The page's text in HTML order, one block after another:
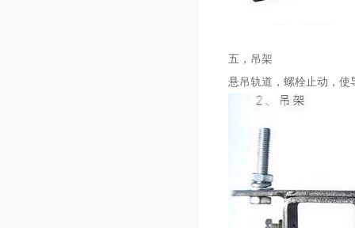
五，吊架
悬吊轨道，螺栓止动，使